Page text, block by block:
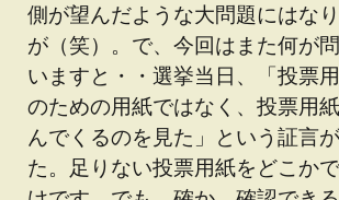
側が望んだような大問題にはな
が（笑）。で、今回はまた何が
いますと・・選挙当日、「投票
のための用紙ではなく、投票用
んでくるのを見た」という証言
た。足りない投票用紙をどこか